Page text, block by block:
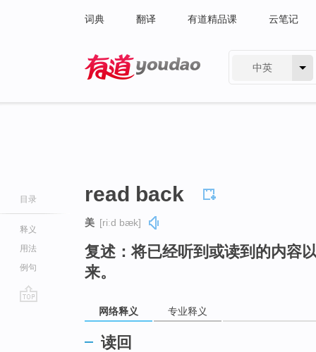
词典 翻译 有道精品课 云笔记
中英
目录
释义
用法
例句
read back
美 [riːd bæk]
复述：将已经听到或读到的内容
来。
网络释义 专业释义
读回